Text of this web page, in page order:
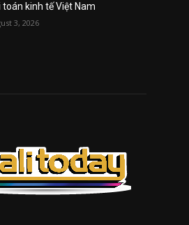
toán kinh tế Việt Nam
3, 2026